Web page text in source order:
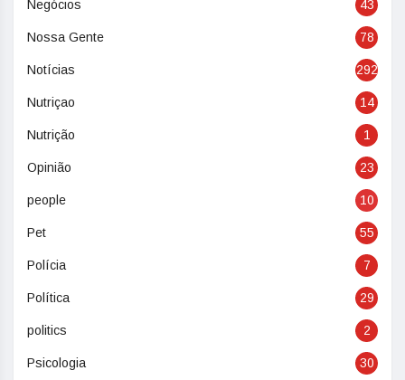
Negócios 43
Nossa Gente 78
Notícias 292
Nutriçao 14
Nutrição 1
Opinião 23
people 10
Pet 55
Polícia 7
Política 29
politics 2
Psicologia 30